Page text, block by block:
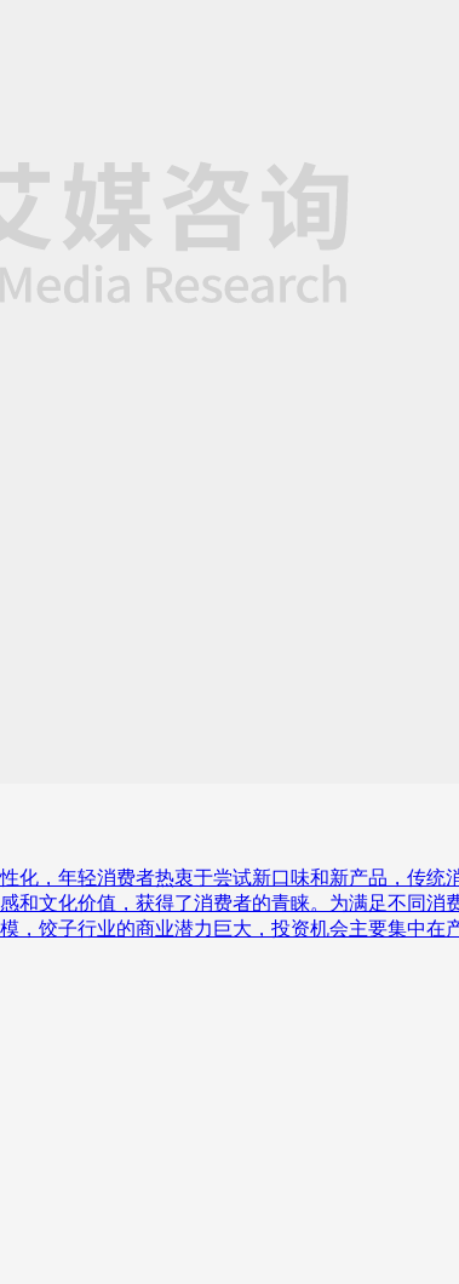
，年轻消费者热衷于尝试新口味和新产品，传统
文化价值，获得了消费者的青睐。为满足不同消
饺子行业的商业潜力巨大，投资机会主要集中在